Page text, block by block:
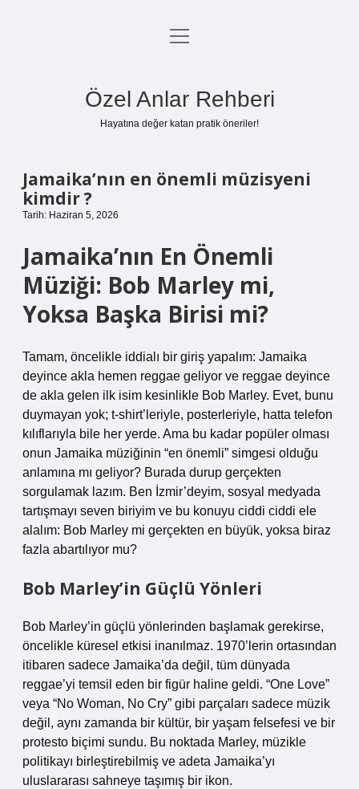
Anasayfa
menüyü
Özel Anlar Rehberi
Hayatına değer katan pratik öneriler!
Jamaika’nın en önemli müzisyeni
kimdir ?
Tarih: Haziran 5, 2026
Jamaika’nın En Önemli
Müziği: Bob Marley mi,
Yoksa Başka Birisi mi?
Tamam, öncelikle iddialı bir giriş yapalım: Jamaika
deyince akla hemen reggae geliyor ve reggae deyince
de akla gelen ilk isim kesinlikle Bob Marley. Evet, bunu
duymayan yok; t-shirt’leriyle, posterleriyle, hatta telefon
kılıflarıyla bile her yerde. Ama bu kadar popüler olması
onun Jamaika müziğinin “en önemli” simgesi olduğu
anlamına mı geliyor? Burada durup gerçekten
sorgulamak lazım. Ben İzmir’deyim, sosyal medyada
tartışmayı seven biriyim ve bu konuyu ciddi ciddi ele
alalım: Bob Marley mi gerçekten en büyük, yoksa biraz
fazla abartılıyor mu?
Bob Marley’in Güçlü Yönleri
Bob Marley’in güçlü yönlerinden başlamak gerekirse,
öncelikle küresel etkisi inanılmaz. 1970’lerin ortasından
itibaren sadece Jamaika’da değil, tüm dünyada
reggae’yi temsil eden bir figür haline geldi. “One Love”
veya “No Woman, No Cry” gibi parçaları sadece müzik
değil, aynı zamanda bir kültür, bir yaşam felsefesi ve bir
protesto biçimi sundu. Bu noktada Marley, müzikle
politikayı birleştirebilmiş ve adeta Jamaika’yı
uluslararası sahneye taşımış bir ikon.